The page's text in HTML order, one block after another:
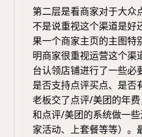
第二层是看商家对于大众
不是说重视这个渠道是好
果一个商家主页的主图特
明商家很重视运营这个渠
台认领店铺进行了一些必
是否支持点评买点、是否
老板交了点评/美团的年
和点评/美团的系统做一
家活动、上套餐等等）。